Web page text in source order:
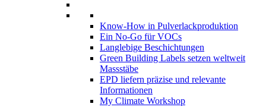
Know-How in Pulverlackproduktion
Ein No-Go für VOCs
Langlebige Beschichtungen
Green Building Labels setzen weltweit
Massstäbe
EPD liefern präzise und relevante
Informationen
My Climate Workshop